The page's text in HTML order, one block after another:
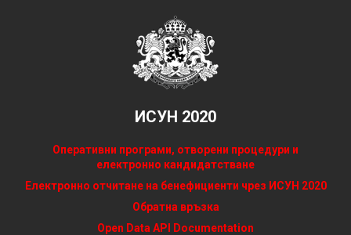
ИСУН 2020
Оперативни програми, отворени процедури и
електронно кандидатстване
Електронно отчитане на бенефициенти чрез ИСУН 2020
Обратна връзка
Open Data API Documentation